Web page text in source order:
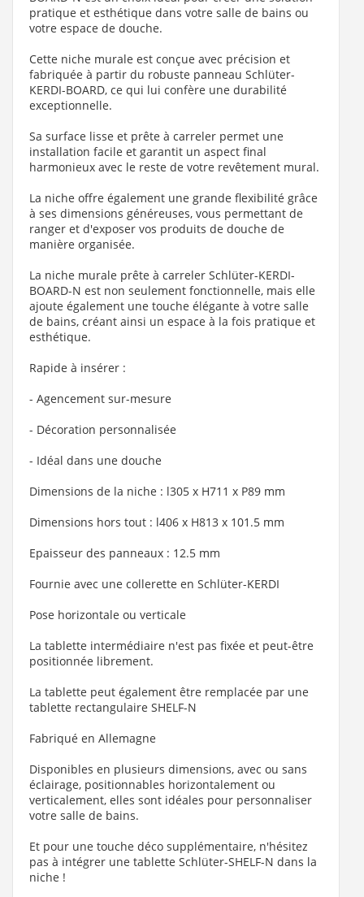
pratique et esthétique dans votre salle de bains ou
votre espace de douche.
Cette niche murale est conçue avec précision et
fabriquée à partir du robuste panneau Schlüter-
KERDI-BOARD, ce qui lui confère une durabilité
exceptionnelle.
Sa surface lisse et prête à carreler permet une
installation facile et garantit un aspect final
harmonieux avec le reste de votre revêtement mural.
La niche offre également une grande flexibilité grâce
à ses dimensions généreuses, vous permettant de
ranger et d'exposer vos produits de douche de
manière organisée.
La niche murale prête à carreler Schlüter-KERDI-
BOARD-N est non seulement fonctionnelle, mais elle
ajoute également une touche élégante à votre salle
de bains, créant ainsi un espace à la fois pratique et
esthétique.
Rapide à insérer :
- Agencement sur-mesure
- Décoration personnalisée
- Idéal dans une douche
Dimensions de la niche : l305 x H711 x P89 mm
Dimensions hors tout : l406 x H813 x 101.5 mm
Epaisseur des panneaux : 12.5 mm
Fournie avec une collerette en Schlüter-KERDI
Pose horizontale ou verticale
La tablette intermédiaire n'est pas fixée et peut-être
positionnée librement.
La tablette peut également être remplacée par une
tablette rectangulaire SHELF-N
Fabriqué en Allemagne
Disponibles en plusieurs dimensions, avec ou sans
éclairage, positionnables horizontalement ou
verticalement, elles sont idéales pour personnaliser
votre salle de bains.
Et pour une touche déco supplémentaire, n'hésitez
pas à intégrer une tablette Schlüter-SHELF-N dans la
niche !